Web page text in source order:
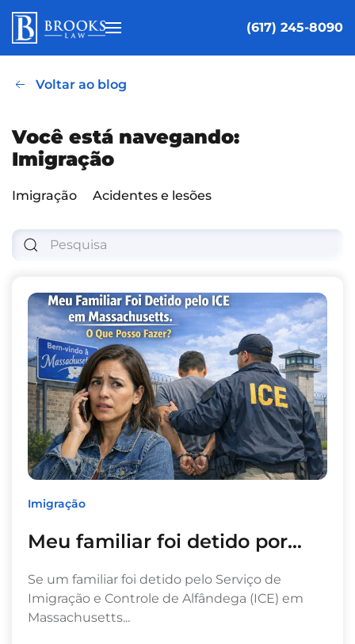
Pular para o conteúdo principal
(617) 245-8090
Voltar ao blog
Você está navegando:
Imigração
Imigração Acidentes e lesões
Imigração
Meu familiar foi detido por...
Se um familiar foi detido pelo Serviço de
Imigração e Controle de Alfândega (ICE) em
Massachusetts...